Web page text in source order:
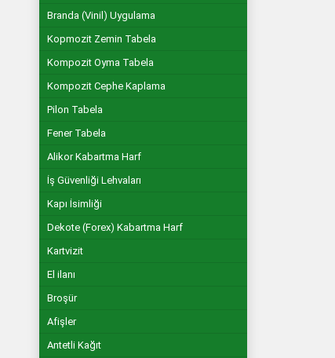
Branda (Vinil) Uygulama
Kopmozit Zemin Tabela
Kompozit Oyma Tabela
Kompozit Cephe Kaplama
Pilon Tabela
Fener Tabela
Alikor Kabartma Harf
İş Güvenliği Lehvaları
Kapı İsimliği
Dekote (Forex) Kabartma Harf
Kartvizit
El ilanı
Broşür
Afişler
Antetli Kağıt